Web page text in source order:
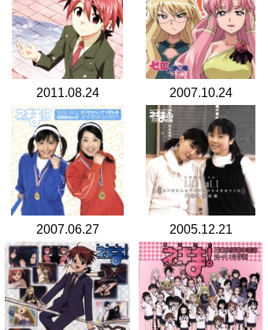
2011.08.24 2007.10.24
2007.06.27 2005.12.21